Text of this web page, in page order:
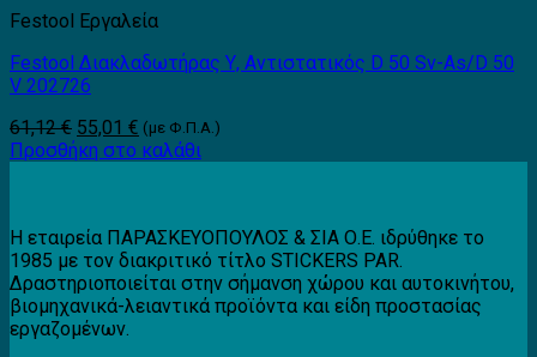
Festool Εργαλεία
Festool Διακλαδωτήρας Υ, Αντιστατικός D 50 Sv-As/D 50
V 202726
61,12€ Original
price
55,01 € Η
τρέχουσα
(με Φ.Π.Α.)
Προσθήκη στο καλάθι
Η εταιρεία ΠΑΡΑΣΚΕΥΟΠΟΥΛΟΣ & ΣΙΑ Ο.Ε. ιδρύθηκε το
1985 με τον διακριτικό τίτλο STICKERS PAR.
Δραστηριοποιείται στην σήμανση χώρου και αυτοκινήτου,
βιομηχανικά-λειαντικά προϊόντα και είδη προστασίας
εργαζομένων.